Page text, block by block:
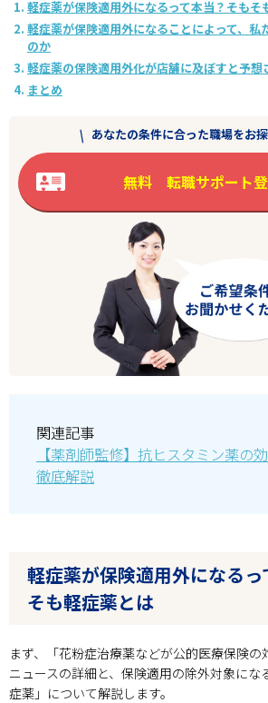
軽症薬が保険適用外になるって本当？そもそ
軽症薬が保険適用外になることによって、私
のか
軽症薬の保険適用外化が店舗に及ぼすと予想
まとめ
あなたの条件に合った職場をお
無料 転職サポート
関連記事
【薬剤師監修】抗ヒスタミン薬の
徹底解説
軽症薬が保険適用外になるっ
そも軽症薬とは
まず、「花粉症治療薬などが公的医療保険の
ニュースの詳細と、保険適用の除外対象にな
症薬」について解説します。